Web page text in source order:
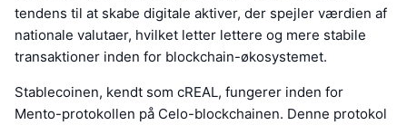
tendens til at skabe digitale aktiver, der spejler værdien af
nationale valutaer, hvilket letter lettere og mere stabile
transaktioner inden for blockchain-økosystemet.
Stablecoinen, kendt som cREAL, fungerer inden for
Mento-protokollen på Celo-blockchainen. Denne protokol